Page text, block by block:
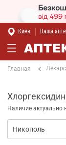
Киев Ваша
Главная
Наличие актуально